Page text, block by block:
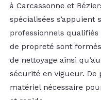
à Carcassonne et
spécialisées s’appuient
professionnels
de propreté sont
de nettoyage ainsi
sécurité en vigueur. De
matériel nécessaire